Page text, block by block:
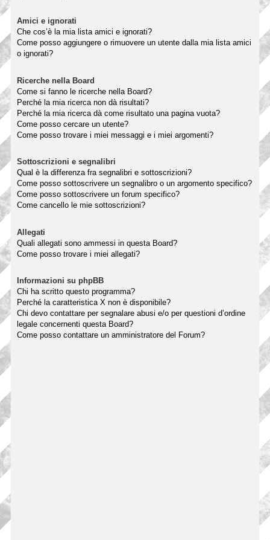
Amici e ignorati
Che cos’è la mia lista amici e ignorati?
Come posso aggiungere o rimuovere un utente dalla mia lista amici
o ignorati?
Ricerche nella Board
Come si fanno le ricerche nella Board?
Perché la mia ricerca non dà risultati?
Perché la mia ricerca dà come risultato una pagina vuota?
Come posso cercare un utente?
Come posso trovare i miei messaggi e i miei argomenti?
Sottoscrizioni e segnalibri
Qual è la differenza fra segnalibri e sottoscrizioni?
Come posso sottoscrivere un segnalibro o un argomento specifico?
Come posso sottoscrivere un forum specifico?
Come cancello le mie sottoscrizioni?
Allegati
Quali allegati sono ammessi in questa Board?
Come posso trovare i miei allegati?
Informazioni su phpBB
Chi ha scritto questo programma?
Perché la caratteristica X non è disponibile?
Chi devo contattare per segnalare abusi e/o per questioni d’ordine
legale concernenti questa Board?
Come posso contattare un amministratore del Forum?